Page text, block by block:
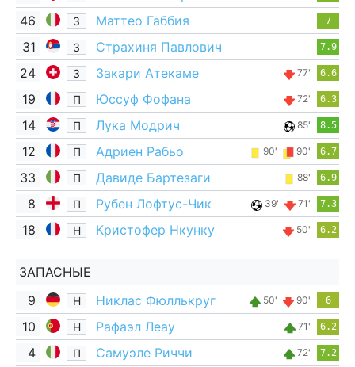
46
З Маттео Габбия 7
31 З Страхиня Павлович 7.9
24 З Закари Атекаме 77' 6.6
19 П Юссуф Фофана 72' 6.3
14 П Лука Модрич 85' 8.5
12 П Адриен Рабьо 90' 90' 6.7
33 П Давиде Бартезаги 88' 6.9
8 П Рубен Лофтус-Чик 39' 71' 7.3
18 Н Кристофер Нкунку 50' 6.2
ЗАПАСНЫЕ
9
Н Никлас Фюллькруг 50' 90' 6
10 Н Рафаэл Леау 71' 6.2
4 П Самуэле Риччи 72' 7.2